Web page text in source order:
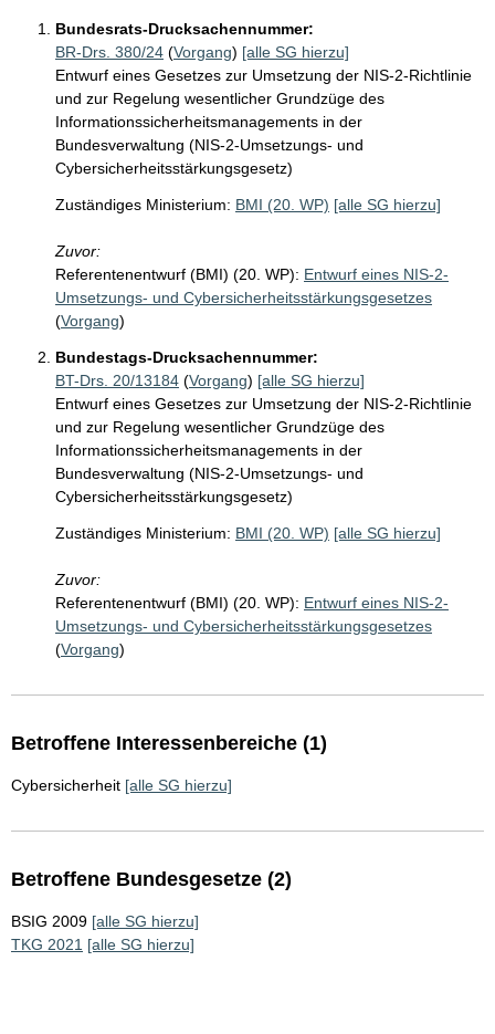
Bundesrats-Drucksachennummer:
BR-Drs. 380/24 (Vorgang) [alle SG hierzu]
Entwurf eines Gesetzes zur Umsetzung der NIS-2-Richtlinie
und zur Regelung wesentlicher Grundzüge des
Informationssicherheitsmanagements in der
Bundesverwaltung (NIS-2-Umsetzungs- und
Cybersicherheitsstärkungsgesetz)
Zuständiges Ministerium: BMI (20. WP) [alle SG hierzu]
Zuvor:
Referentenentwurf (BMI) (20. WP): Entwurf eines NIS-2-
Umsetzungs- und Cybersicherheitsstärkungsgesetzes
(Vorgang)
Bundestags-Drucksachennummer:
BT-Drs. 20/13184 (Vorgang) [alle SG hierzu]
Entwurf eines Gesetzes zur Umsetzung der NIS-2-Richtlinie
und zur Regelung wesentlicher Grundzüge des
Informationssicherheitsmanagements in der
Bundesverwaltung (NIS-2-Umsetzungs- und
Cybersicherheitsstärkungsgesetz)
Zuständiges Ministerium: BMI (20. WP) [alle SG hierzu]
Zuvor:
Referentenentwurf (BMI) (20. WP): Entwurf eines NIS-2-
Umsetzungs- und Cybersicherheitsstärkungsgesetzes
(Vorgang)
Betroffene Interessenbereiche (1)
Cybersicherheit [alle SG hierzu]
Betroffene Bundesgesetze (2)
BSIG 2009 [alle SG hierzu]
TKG 2021 [alle SG hierzu]